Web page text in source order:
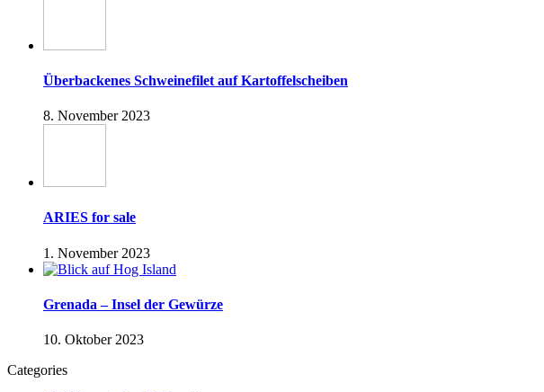
Überbackenes Schweinefilet auf Kartoffelscheiben
8. November 2023
ARIES for sale
1. November 2023
Grenada – Insel der Gewürze
10. Oktober 2023
Categories